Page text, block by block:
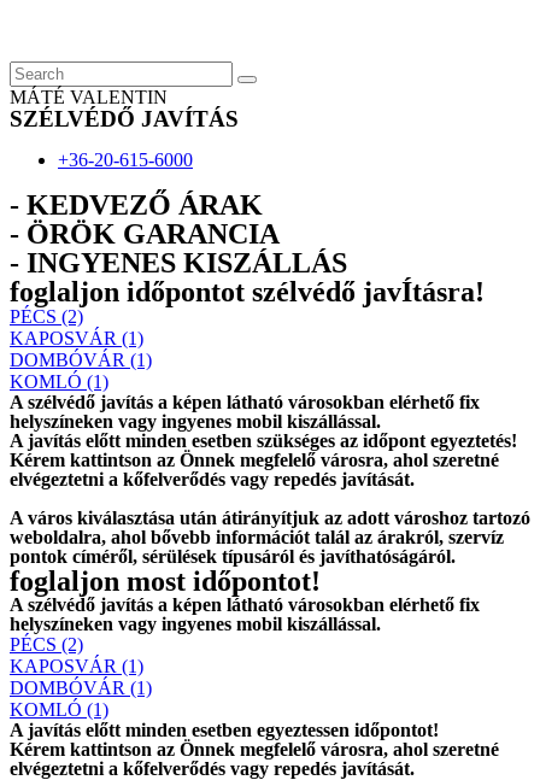
content
MÁTÉ VALENTIN
SZÉLVÉDŐ JAVÍTÁS
+36-20-615-6000
- KEDVEZŐ ÁRAK
- ÖRÖK GARANCIA
- INGYENES KISZÁLLÁS
foglaljon időpontot szélvédő javÍtásra!
PÉCS (2)
KAPOSVÁR (1)
DOMBÓVÁR (1)
KOMLÓ (1)
A szélvédő javítás a képen látható városokban elérhető fix
helyszíneken vagy ingyenes mobil kiszállással.
A javítás előtt minden esetben szükséges az időpont egyeztetés!
Kérem kattintson az Önnek megfelelő városra, ahol szeretné
elvégeztetni a kőfelverődés vagy repedés javítását.
A város kiválasztása után átirányítjuk az adott városhoz tartozó
weboldalra, ahol bővebb információt talál az árakról, szervíz
pontok címéről, sérülések típusáról és javíthatóságáról.
foglaljon most időpontot!
A szélvédő javítás a képen látható városokban elérhető fix
helyszíneken vagy ingyenes mobil kiszállással.
PÉCS (2)
KAPOSVÁR (1)
DOMBÓVÁR (1)
KOMLÓ (1)
A javítás előtt minden esetben egyeztessen időpontot!
Kérem kattintson az Önnek megfelelő városra, ahol szeretné
elvégeztetni a kőfelverődés vagy repedés javítását.